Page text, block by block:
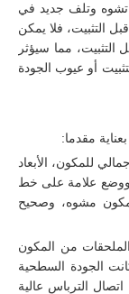
تشوه وتلف جديد في
التثبيت، فلا يمكن
مما سيؤثر
أو عيوب الجودة
مقدما:
للمكون، الأبعاد
ووضع علامة على خط
مشوه، وصحيح
من المكون
الجودة السطحية
الترباس عالية